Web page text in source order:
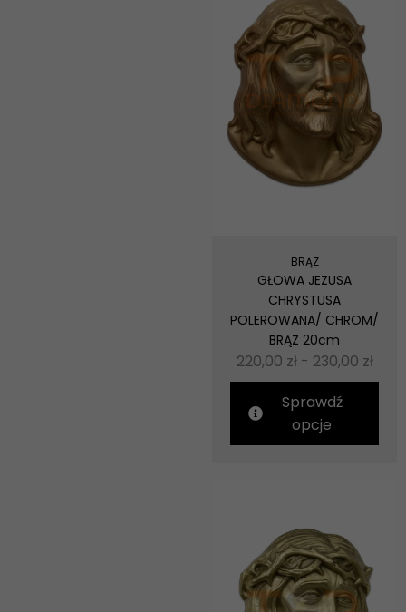
BRĄZ
GŁOWA JEZUSA
CHRYSTUSA
POLEROWANA/ CHROM/
BRĄZ 20cm
220,00 zł - 230,00 zł
Sprawdź
opcje